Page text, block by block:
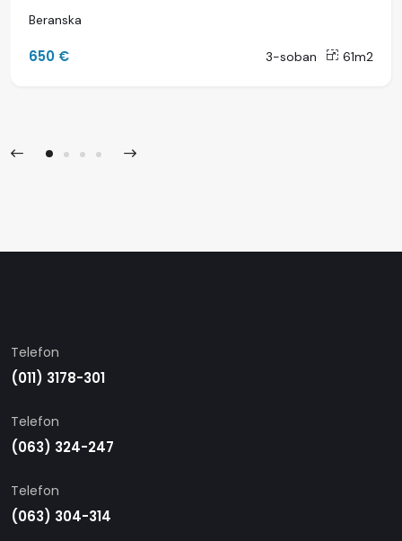
Beranska
650 € 3-soban 61m2
Telefon
(011) 3178-301
Telefon
(063) 324-247
Telefon
(063) 304-314